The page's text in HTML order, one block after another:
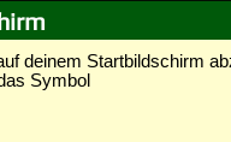
deinem Startbildschirm
Symbol